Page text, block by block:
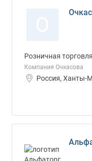
Розничная торговля
Компания Очкасова
Россия, Ханты-